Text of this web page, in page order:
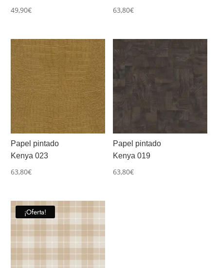
49,90€ 63,80€
Papel pintado
Kenya 023
63,80€
Papel pintado
Kenya 019
63,80€
¡Oferta!